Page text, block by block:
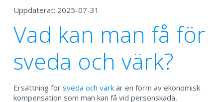
Uppdaterat: 2025-07-31
Vad kan man få för
sveda och värk?
Ersättning för sveda och värk är en form av ekonomisk
kompensation som man kan få vid personskada,